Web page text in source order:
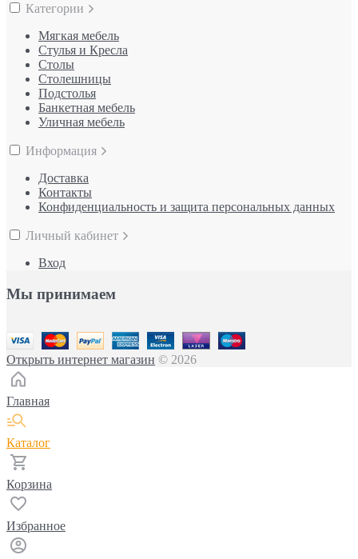
Категории
Мягкая мебель
Стулья и Кресла
Столы
Столешницы
Подстолья
Банкетная мебель
Уличная мебель
Информация
Доставка
Контакты
Конфиденциальность и защита персональных данных
Личный кабинет
Вход
Мы принимаем
Открыть интернет магазин © 2026
Главная
Каталог
Корзина
Избранное